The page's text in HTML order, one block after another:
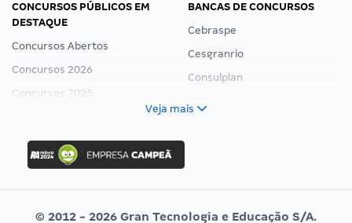
CONCURSOS PÚBLICOS EM
DESTAQUE
Concursos Abertos
Concursos 2026
Concursos 2025
Concurso Ibama
Concurso MPU
Editais publicados
BANCAS DE CONCURSOS
Cebraspe
Cesgranrio
Consulplan
Vunesp
Veja mais
© 2012 - 2026 Gran Tecnologia e Educação S/A.